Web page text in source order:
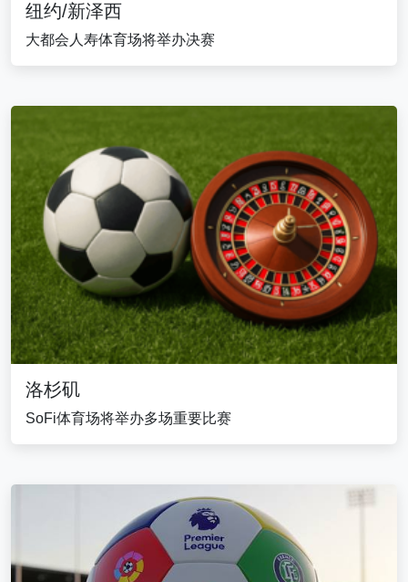
纽约/新泽西
大都会人寿体育场将举办决赛
洛杉矶
SoFi体育场将举办多场重要比赛